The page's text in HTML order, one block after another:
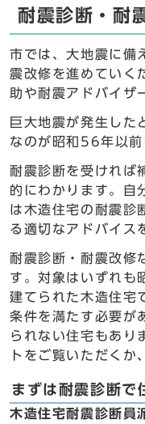
耐震診断・耐
市では、大地震に備
震改修を進めていく
助や耐震アドバイザ
巨大地震が発生した
なのが昭和56年以前
耐震診断を受ければ
的にわかります。自
は木造住宅の耐震診
る適切なアドバイス
耐震診断・耐震改修
す。対象はいずれ
建てられた木造住宅
条件を満たす必要が
られない住宅もあり
トをご覧いただくか
まずは耐震診断で
木造住宅耐震診断員